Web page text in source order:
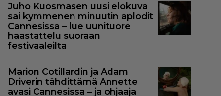
Juho Kuosmasen uusi elokuva
sai kymmenen minuutin aplodit
Cannesissa – lue uunituore
haastattelu suoraan
festivaaleilta
Marion Cotillardin ja Adam
Driverin tähdittämä Annette
avasi Cannesissa – ja ohjaaja